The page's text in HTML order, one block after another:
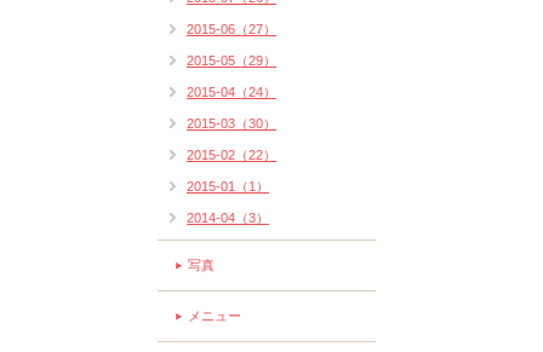
2015-06（27）
2015-05（29）
2015-04（24）
2015-03（30）
2015-02（22）
2015-01（1）
2014-04（3）
写真
メニュー